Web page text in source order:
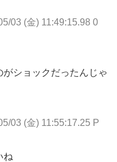
03 (金) 11:49:15.98 0
ショックだったんじゃ
03 (金) 11:55:17.25 P
ね